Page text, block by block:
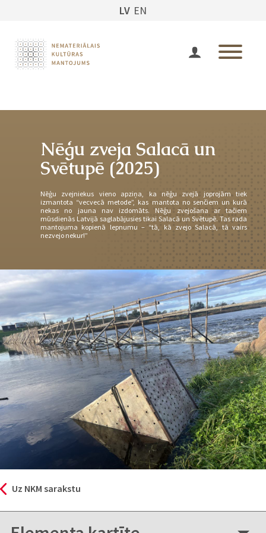
LV EN
Nēģu zveja Salacā un
Svētupē (2025)
Nēģu zvejniekus vieno apziņa, ka nēģu zvejā joprojām tiek
izmantota “vecvecā metode”, kas mantota no senčiem un kurā
nekas no jauna nav izdomāts. Nēģu zvejošana ar tačiem
mūsdienās Latvijā saglabājusies tikai Salacā un Svētupē. Tas rada
mantojuma kopienā lepnumu – “tā, kā zvejo Salacā, tā vairs
nezvejo nekur!”
Uz NKM sarakstu